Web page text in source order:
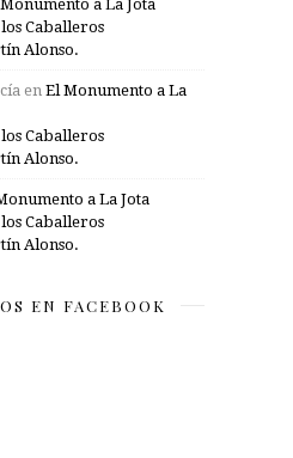
a La Jota
Caballeros
Alonso.
en El Monumento a La
Caballeros
Alonso.
a La Jota
Caballeros
Alonso.
EN FACEBOOK